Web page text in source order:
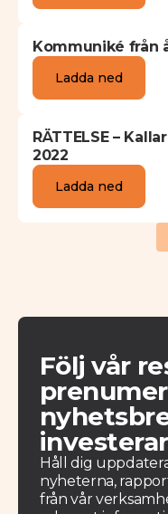
Kommuniké från
Ladda ned
RÄTTELSE –
2022
Ladda ned
Följ vår
Håll dig
nyheterna,
från vår